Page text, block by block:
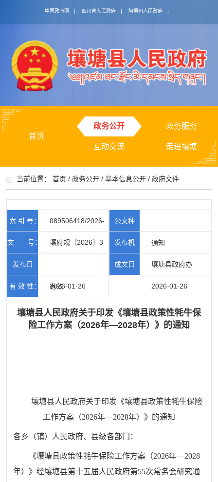
中国政府网 | 四川省人民政府 | 阿坝州人民政府 |
首页
政务公开 政务服务
互动交流 走进壤塘
当前位置：首页 /政务公开 /基本信息公开 /政府文件
索 引 号： 089506418/2026-
00021
公文种
类： 通知
文 号： 壤府规〔2026〕3
号
发布机
构： 壤塘县政府办
发布日
期： 2026-01-26
成文日
2026-01-26
有 效 性： 有效
壤塘县人民政府关于印发《壤塘县政策性牦牛保
险工作方案（2026年—2028年）》的通知
壤塘县人民政府关于印发《壤塘县政策性牦牛保险
工作方案（2026年—2028年）》的通知
各乡（镇）人民政府、县级各部门：
《壤塘县政策性牦牛保险工作方案（2026年—2028
年）》经壤塘县第十五届人民政府第55次常务会研究通